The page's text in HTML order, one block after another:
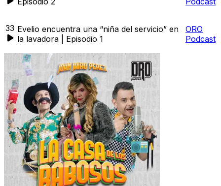
33 Evelio encuentra una “niña del servicio” en
la lavadora | Episodio 1
ORO
Podcast